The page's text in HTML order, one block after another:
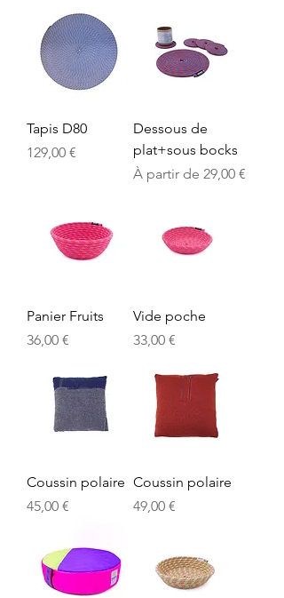
Tapis D80
Prix
129,00 €
Dessous de
plat+sous bocks
À partir de 29,00 €
Prix promotionnel
Panier Fruits
Prix
36,00 €
Vide poche
Prix
33,00 €
Coussin polaire
Prix
45,00 €
Coussin polaire
Prix
49,00 €